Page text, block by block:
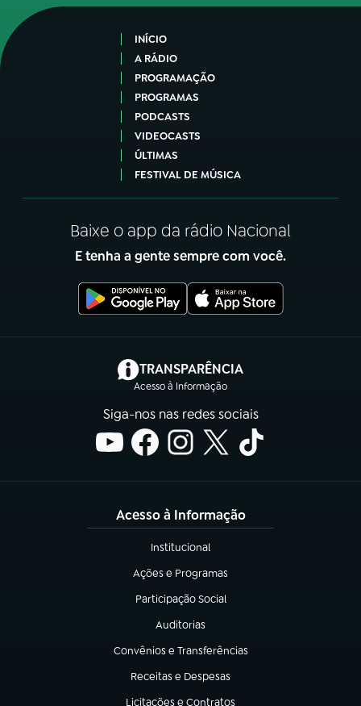
INÍCIO
A RÁDIO
PROGRAMAÇÃO
PROGRAMAS
PODCASTS
VIDEOCASTS
ÚLTIMAS
FESTIVAL DE MÚSICA
Baixe o app da rádio Nacional
E tenha a gente sempre com você.
TRANSPARÊNCIA
Acesso à Informação
(abre em nova aba)
Siga-nos nas redes sociais
Acesso à Informação
Institucional
(abre em nova aba)
Ações e Programas
(abre em nova aba)
Participação Social
(abre em nova aba)
Auditorias
(abre em nova aba)
Convênios e Transferências
(abre em nova aba)
Receitas e Despesas
(abre em nova aba)
Licitações e Contratos